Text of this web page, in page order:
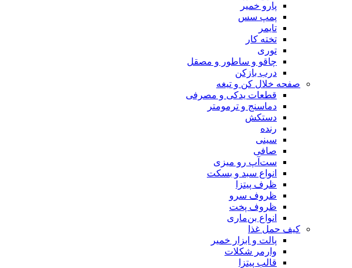
پارو خمیر
پمپ سس
تایمر
تخته کار
توری
چاقو و ساطور و مصقل
درب بازکن
صفحه خلال کن و تیغه
قطعات یدکی و مصرفی
دماسنج و ترمومتر
دستکش
رنده
سینی
صافی
ست‌آپ رو میزی
انواع سبد و بسکت
ظرف پیتزا
ظروف سرو
ظروف پخت
انواع بن‌ماری
کیف حمل غذا
پالت و ابزار خمیر
وارمر شکلات
قالب پیتزا